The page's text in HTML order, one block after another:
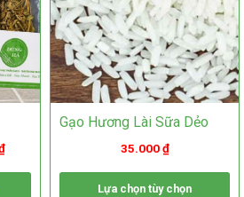
sản
phẩm
Gạo Hương Lài Sữa Dẻo
35.000₫
Lựa chọn tùy chọn